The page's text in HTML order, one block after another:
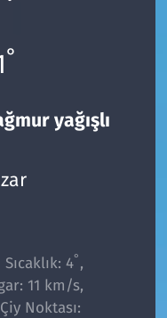
°
yağışlı
4° ,
11 km/s,
Noktası: